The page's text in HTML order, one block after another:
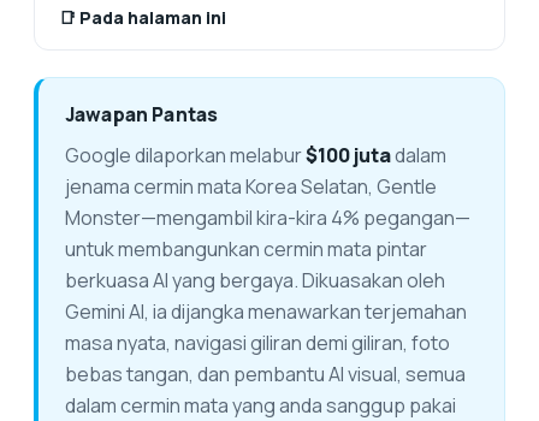
📑 Pada halaman ini
Jawapan Pantas
Google dilaporkan melabur$100 jutadalam
jenama cermin mata Korea Selatan, Gentle
Monster—mengambil kira-kira 4% pegangan—
untuk membangunkan cermin mata pintar
berkuasa AI yang bergaya. Dikuasakan oleh
Gemini AI, ia dijangka menawarkan terjemahan
masa nyata, navigasi giliran demi giliran, foto
bebas tangan, dan pembantu AI visual, semua
dalam cermin mata yang anda sanggup pakai